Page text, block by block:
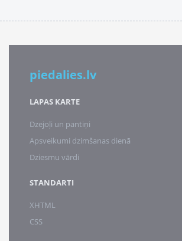
piedalies.lv
LAPAS KARTE
Dzejoļi un pantiņi
Apsveikumi dzimšanas dienā
Dziesmu vārdi
STANDARTI
XHTML
CSS